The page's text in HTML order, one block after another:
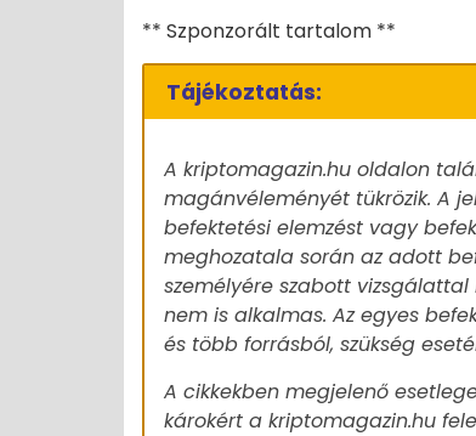
** Szponzorált tartalom **
Tájékoztatás:
A kriptomagazin.hu oldalon
magánvéleményét tükrözik. A
befektetési elemzést vagy
meghozatala során az adott
személyére szabott
nem is alkalmas. Az egyes
és több forrásból, szükség
A cikkekben megjelenő
károkért a kriptomagazin.hu